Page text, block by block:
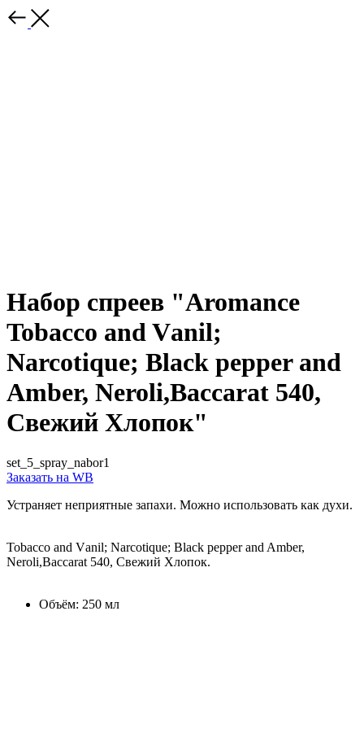
Набор спреев "Aromance
Tobacco and Vаnil;
Narcotique; Black pepper and
Amber, Neroli,Baccarat 540,
Свежий Хлопок"
set_5_spray_nabor1
Заказать на WB
Устраняет неприятные запахи. Можно использовать как духи.
Tobacco and Vаnil; Narcotique; Black pepper and Amber,
Neroli,Baccarat 540, Свежий Хлопок.
Объём: 250 мл